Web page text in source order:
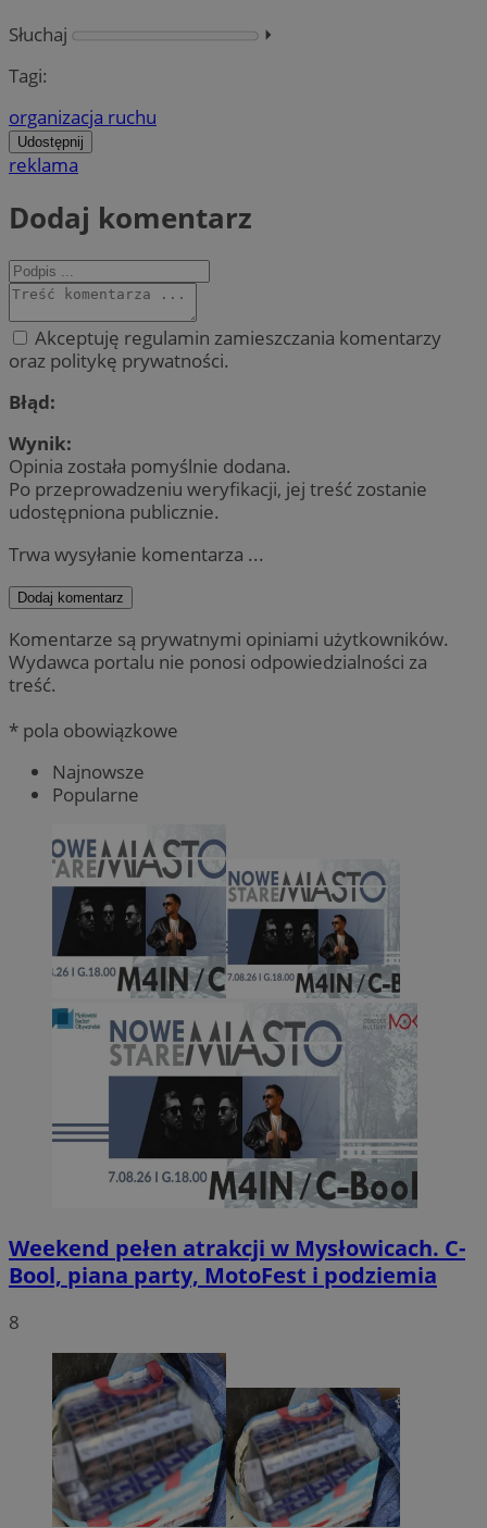
Słuchaj
⏵︎
Tagi:
organizacja ruchu
Udostępnij
reklama
Dodaj komentarz
Akceptuję regulamin zamieszczania komentarzy
oraz politykę prywatności.
Błąd:
Wynik:
Opinia została pomyślnie dodana.
Po przeprowadzeniu weryfikacji, jej treść zostanie
udostępniona publicznie.
Trwa wysyłanie komentarza ...
Dodaj komentarz
Komentarze są prywatnymi opiniami użytkowników.
Wydawca portalu nie ponosi odpowiedzialności za
treść.
* pola obowiązkowe
Najnowsze
Popularne
Weekend pełen atrakcji w Mysłowicach. C-
Bool, piana party, MotoFest i podziemia
8